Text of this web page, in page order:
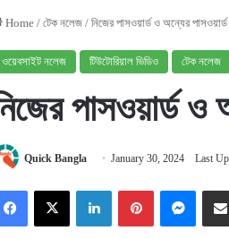
Home / টেক নলেজ / নিজের পাসওয়ার্ড ও অন্যের
ওয়েবসাইট নলেজ টিউটোরিয়াল ভিডিও টেক নলেজ
পাসওয়ার্ড ও
Quick Bangla January 30, 2024 Last
FacebookX LinkedInPinterest